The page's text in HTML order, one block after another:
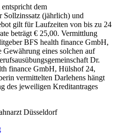
dem
Sollzinssatz (jährlich) und
gilt für Laufzeiten von bis zu 24
beträgt € 25,00. Vermittlung
BFS health finance GmbH,
eines solchen auf
Dr.
finance GmbH, Hülshof 24,
vermittelten Darlehens hängt
des jeweiligen Kreditantrages
Düsseldorf